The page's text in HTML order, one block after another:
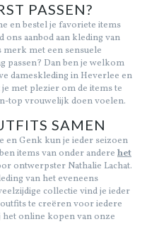
PASSEN?
en bestel je favoriete items
ons aanbod aan kleding van
merk met een sensuele
passen? Dan ben je welkom
dameskleding in Heverlee en
met plezier om de items te
top vrouwelijk doen voelen.
SAMEN
en Genk kun je ieder seizoen
items van onder andere het
ontwerpster Nathalie Lachat.
van het eveneens
collectie vind je ieder
te creëren voor iedere
het online kopen van onze